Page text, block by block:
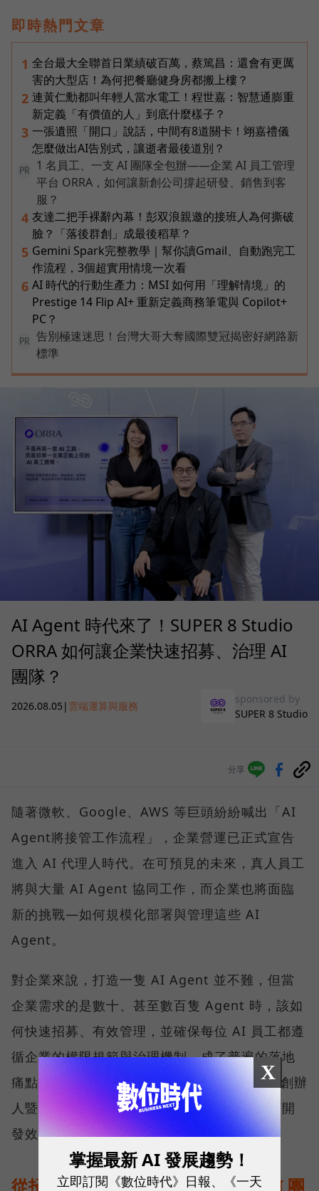
即時熱門文章
1 全台最大全聯首日業績破百萬，蔡篤昌：還會有更厲
害的大型店！為何把餐廳健身房都搬上樓？
2 連黃仁勳都叫年輕人當水電工！程世嘉：智慧通膨重
新定義「有價值的人」到底什麼樣子？
3 一張遺照「開口」說話，中間有8道關卡！翊嘉禮儀
怎麼做出AI告別式，讓逝者最後道別？
PR
1 名員工、一支 AI 團隊全包辦——企業 AI 員工管理
平台 ORRA，如何讓新創公司撐起研發、銷售到客
服？
4 友達二把手裸辭內幕！彭双浪親邀的接班人為何撕破
臉？「落後群創」成最後稻草？
5 Gemini Spark完整教學｜幫你讀Gmail、自動跑完工
作流程，3個超實用情境一次看
6 AI 時代的行動生產力：MSI 如何用「理解情境」的
Prestige 14 Flip AI+ 重新定義商務筆電與 Copilot+
PC？
PR
告別極速迷思！台灣大哥大奪國際雙冠揭密好網路新
標準
AI Agent 時代來了！SUPER 8 Studio
ORRA 如何讓企業快速招募、治理 AI
團隊？
2026.08.05 | 雲端運算與服務
sponsored by
SUPER 8 Studio
分享
隨著微軟、Google、AWS 等巨頭紛紛喊出「AI
Agent將接管工作流程」，企業營運已正式宣告
進入 AI 代理人時代。在可預見的未來，真人員工
將與大量 AI Agent 協同工作，而企業也將面臨
新的挑戰—如何規模化部署與管理這些 AI
Agent。
對企業來說，打造一隻 AI Agent 並不難，但當
企業需求的是數十、甚至數百隻 Agent 時，該如
何快速招募、有效管理，並確保每位 AI 員工都遵
循企業的權限規範與治理機制，成了普遍的落地
痛點。對此，SUPER 8 Studio 雲發互動科技創辦
人暨執行長陳子龍認為，解方就在於一套兼顧開
發效率與治理能力的平台。
從招募一位 AI 員工，到管理一支 AI 團
X
掌握最新 AI 發展趨勢！
立即訂閱《數位時代》日報、《一天